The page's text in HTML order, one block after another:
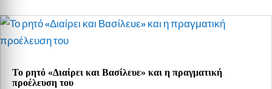
Το ρητό «Διαίρει και Βασίλευε» και η πραγματική
προέλευση του